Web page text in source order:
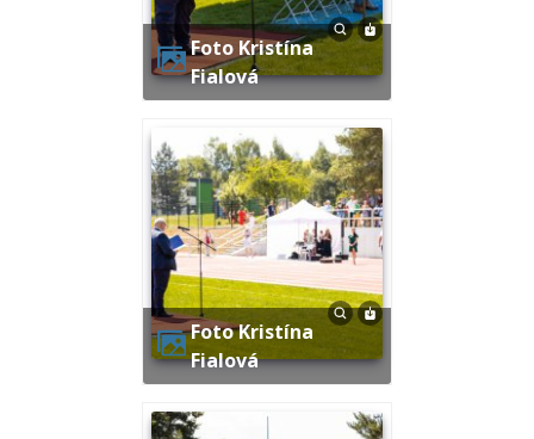
Foto Kristína
Fialová
Foto Kristína
Fialová